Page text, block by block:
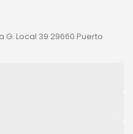
Local 39 29660 Puerto